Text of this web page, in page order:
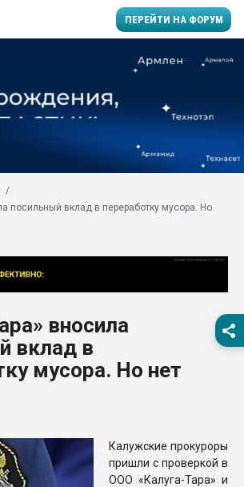
ПЕРЕЙТИ НА ФОРУМ
заводу пластмасс"
первый план в
28.07.2026
ситуацией на
Всё, что касается
посильный вклад в переработку мусора. Но
вносила
вклад в
мусора. Но нет
Калужские прокуроры
пришли с проверкой в
ООО «Калуга-Тара» и